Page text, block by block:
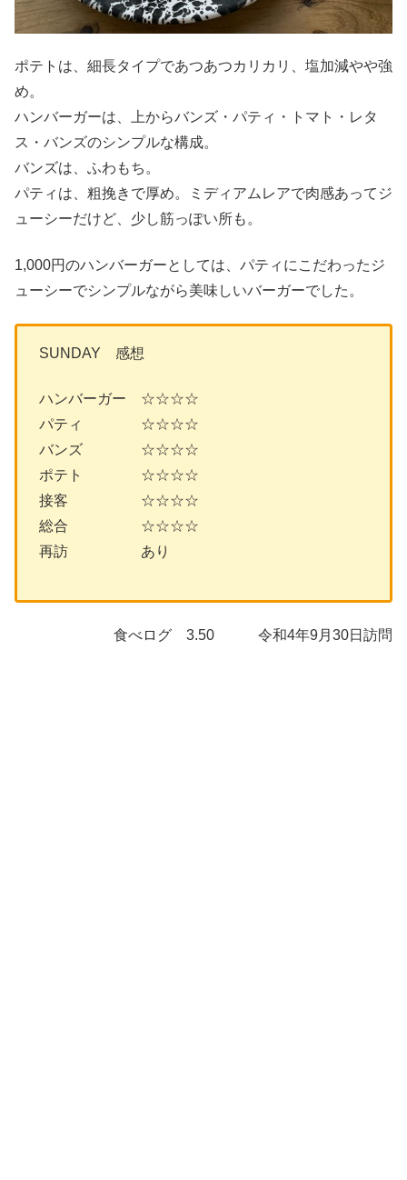
ポテトは、細長タイプであつあつカリカリ、塩加減やや強
め。
ハンバーガーは、上からバンズ・パティ・トマト・レタ
ス・バンズのシンプルな構成。
バンズは、ふわもち。
パティは、粗挽きで厚め。ミディアムレアで肉感あってジ
ューシーだけど、少し筋っぽい所も。
1,000円のハンバーガーとしては、パティにこだわったジ
ューシーでシンプルながら美味しいバーガーでした。
SUNDAY 感想
ハンバーガー ☆☆☆☆
パティ ☆☆☆☆
バンズ ☆☆☆☆
ポテト ☆☆☆☆
接客 ☆☆☆☆
総合 ☆☆☆☆
再訪 あり
食べログ 3.50 令和4年9月30日訪問